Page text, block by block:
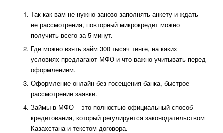
Так как вам не нужно заново заполнять анкету и ждать
ее рассмотрения, повторный микрокредит можно
получить всего за 5 минут.
Где можно взять займ 300 тысяч тенге, на каких
условиях предлагают МФО и что важно учитывать перед
оформлением.
Оформление онлайн без посещения банка, быстрое
рассмотрение заявки.
Займы в МФО – это полностью официальный способ
кредитования, который регулируется законодательством
Казахстана и текстом договора.